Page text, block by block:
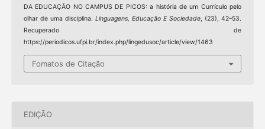
DA EDUCAÇÃO NO CAMPUS DE PICOS: a história de um Currículo pelo
olhar de uma disciplina. Linguagens, Educação E Sociedade, (23), 42–53.
Recuperado de
https://periodicos.ufpi.br/index.php/lingedusoc/article/view/1463
Fomatos de Citação
EDIÇÃO